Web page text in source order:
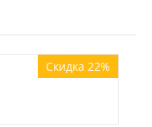
Скидка 22%